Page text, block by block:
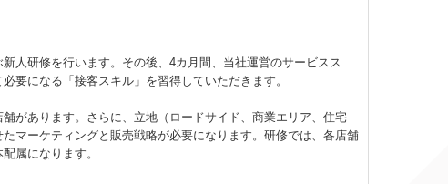
人研修を行います。その後、4カ月間、当社運営のサービスス
要になる「接客スキル」を習得していただきます。
があります。さらに、立地（ロードサイド、商業エリア、住宅
マーケティングと販売戦略が必要になります。研修では、各店舗
属になります。